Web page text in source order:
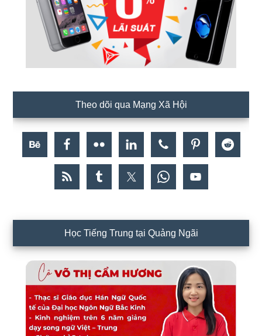
Theo dõi qua Mạng Xã Hội
Học Tiếng Trung tại Quảng Ngãi